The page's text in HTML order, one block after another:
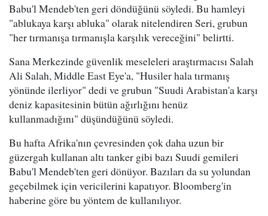
Babu'l Mendeb'ten geri döndüğünü söyledi. Bu hamleyi
"ablukaya karşı abluka" olarak nitelendiren Seri, grubun
"her tırmanışa tırmanışla karşılık vereceğini" belirtti.
Sana Merkezinde güvenlik meseleleri araştırmacısı Salah
Ali Salah, Middle East Eye'a, "Husiler hala tırmanış
yönünde ilerliyor" dedi ve grubun "Suudi Arabistan'a karşı
deniz kapasitesinin bütün ağırlığını henüz
kullanmadığını" düşündüğünü söyledi.
Bu hafta Afrika'nın çevresinden çok daha uzun bir
güzergah kullanan altı tanker gibi bazı Suudi gemileri
Babu'l Mendeb'ten geri dönüyor. Bazıları da su yolundan
geçebilmek için vericilerini kapatıyor. Bloomberg'in
haberine göre bu yöntem de kullanılıyor.